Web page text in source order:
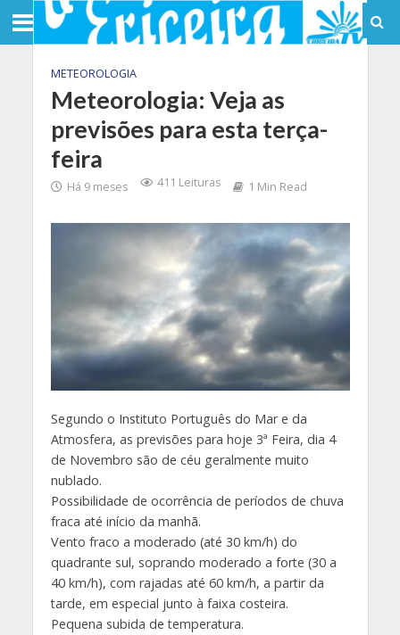
METEOROLOGIA
Meteorologia: Veja as
previsões para esta terça-
feira
Há 9 meses 411 Leituras 1 Min Read
Segundo o Instituto Português do Mar e da
Atmosfera, as previsões para hoje 3ª Feira, dia 4
de Novembro são de céu geralmente muito
nublado.
Possibilidade de ocorrência de períodos de chuva
fraca até início da manhã.
Vento fraco a moderado (até 30 km/h) do
quadrante sul, soprando moderado a forte (30 a
40 km/h), com rajadas até 60 km/h, a partir da
tarde, em especial junto à faixa costeira.
Pequena subida de temperatura.